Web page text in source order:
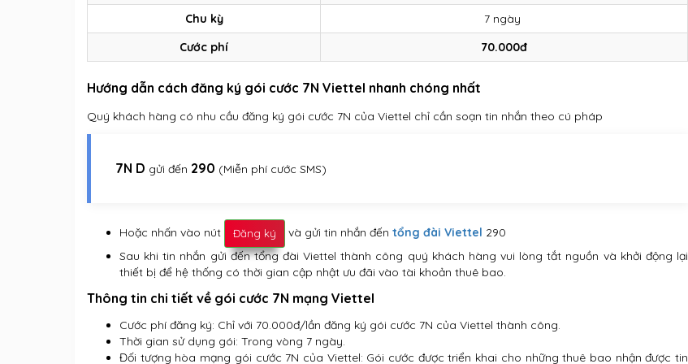
Chu kỳ
7 ngày
Cước phí
70.000đ
Hướng dẫn cách đăng ký gói cước 7N Viettel nhanh chóng nhất
Quý khách hàng có nhu cầu đăng ký gói cước 7N của Viettel chỉ cần soạn tin nhắn theo cú pháp
7N D gửi đến 290 (Miễn phí cước SMS)
Hoặc nhấn vào nút Đăng ký và gửi tin nhắn đến tổng đài Viettel 290
Sau khi tin nhắn gửi đến tổng đài Viettel thành công quý khách hàng vui lòng tắt nguồn và khởi động lại
thiết bị để hệ thống có thời gian cập nhật ưu đãi vào tài khoản thuê bao.
Thông tin chi tiết về gói cước 7N mạng Viettel
Cước phí đăng ký: Chỉ với 70.000đ/lần đăng ký gói cước 7N của Viettel thành công.
Thời gian sử dụng gói: Trong vòng 7 ngày.
Đối tượng hòa mạng gói cước 7N của Viettel: Gói cước được triển khai cho những thuê bao nhận được tin